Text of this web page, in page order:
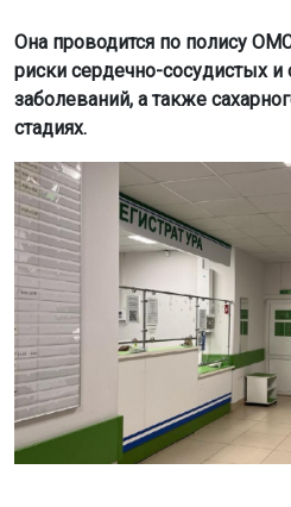
Она проводится по полису
риски сердечно-сосудистых и
заболеваний, а также
стадиях.